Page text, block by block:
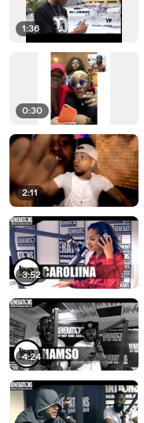
1:36
0:30
2:11
3:52
4:24